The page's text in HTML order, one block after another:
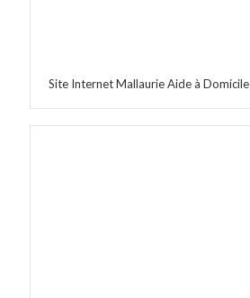
Site Internet Mallaurie Aide à Domicile